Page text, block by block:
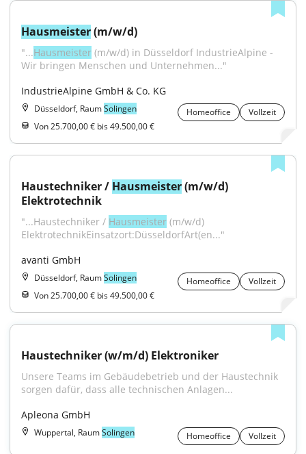
Hausmeister (m/w/d)
"...Hausmeister (m/w/d) in Düsseldorf IndustrieAlpine -
Wir bringen Menschen und Unternehmen..."
IndustrieAlpine GmbH & Co. KG
Düsseldorf, RaumSolingen Homeoffice
Vollzeit
Von 25.700,00 € bis 49.500,00 €
Haustechniker / Hausmeister (m/w/d)
Elektrotechnik
"...Haustechniker / Hausmeister (m/w/d)
ElektrotechnikEinsatzort:DüsseldorfArt(en..."
avanti GmbH
Düsseldorf, RaumSolingen Homeoffice
Vollzeit
Von 25.700,00 € bis 49.500,00 €
Haustechniker (w/m/d) Elektroniker
Unsere Teams im Gebäudebetrieb und der Haustechnik
sorgen dafür, dass alle technischen Anlagen...
Apleona GmbH
Wuppertal, RaumSolingen Homeoffice Vollzeit